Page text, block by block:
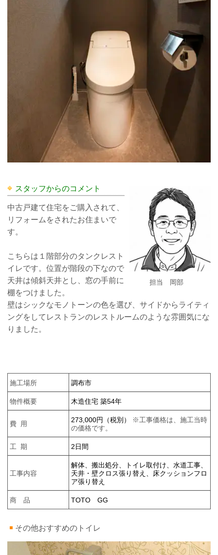
担当 岡部
スタッフからのコメント
中古戸建て住宅をご購入されて、
リフォームをされたお住まいで
す。
こちらは１階部分のタンクレスト
イレです。位置が階段の下なので
天井は傾斜天井とし、窓の手前に
棚をつけました。
壁はシックなモノトーンの色を選び、サイドからライティ
ングをしてレストランのレストルームのような雰囲気にな
りました。
施工場所 調布市
物件概要 木造住宅 築54年
費 用 273,000円（税別）
※工事価格は、施工当時
の価格です。
工 期 2日間
工事内容
解体、搬出処分、トイレ取付け、水道工事、
天井・壁クロス張り替え、床クッションフロ
ア張り替え
商 品 TOTO GG
その他おすすめのトイレ